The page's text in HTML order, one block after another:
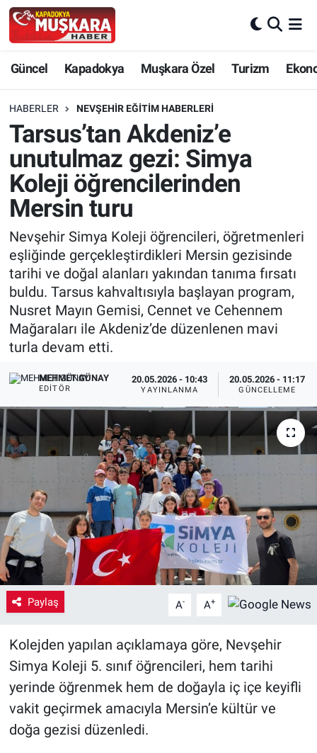
Güncel Kapadokya Muşkara Özel Turizm
HABERLER NEVŞEHIR EĞITIM HABERLERI
Tarsus’tan Akdeniz’e
unutulmaz gezi: Simya
Koleji öğrencilerinden
Mersin turu
Nevşehir Simya Koleji öğrencileri, öğretmenleri
eşliğinde gerçekleştirdikleri Mersin gezisinde
tarihi ve doğal alanları yakından tanıma fırsatı
buldu. Tarsus kahvaltısıyla başlayan program,
Nusret Mayın Gemisi, Cennet ve Cehennem
Mağaraları ile Akdeniz’de düzenlenen mavi
turla devam etti.
MEHMET GÜNAY
EDITÖR
20.05.2026 - 10:43
YAYINLANMA
20.05.2026 - 11:17
GÜNCELLEME
Paylaş A- A+
Kolejden yapılan açıklamaya göre, Nevşehir
Simya Koleji 5. sınıf öğrencileri, hem tarihi
yerinde öğrenmek hem de doğayla iç içe keyifli
vakit geçirmek amacıyla Mersin’e kültür ve
doğa gezisi düzenledi.
Güncel
SEÇİM
Muşkara Özel
Ekonomi
Kapadokya
Turizm
Kültür - Sanat
Yaşam
VEFATLAR
Nevşehir Hava Durumu
Nevşehir Trafik Yoğunluk Haritası
Süper Lig Puan Durumu ve Fikstür
Tüm Manşetler
Son Dakika Haberleri
Haber Arşivi